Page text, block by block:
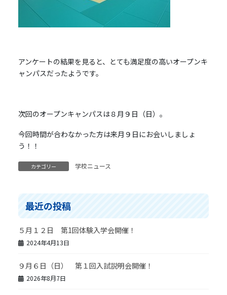
アンケートの結果を見ると、とても満足度の高いオープンキ
ャンパスだったようです。
次回のオープンキャンパスは８月９日（日）。
今回時間が合わなかった方は来月９日にお会いしましょ
う！！
カテゴリー 学校ニュース
最近の投稿
５月１２日 第1回体験入学会開催！
2024年4月13日
９月６日（日） 第１回入試説明会開催！
2026年8月7日